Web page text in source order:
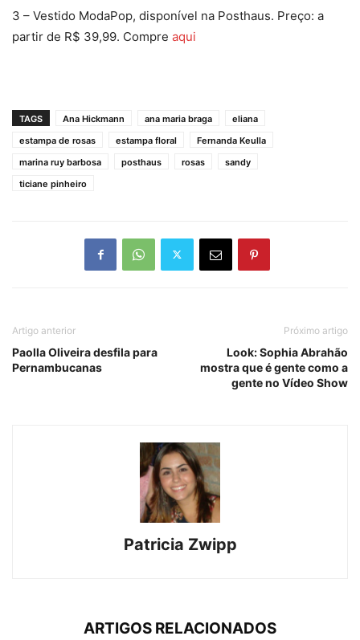
3 – Vestido ModaPop, disponível na Posthaus. Preço: a
partir de R$ 39,99. Compre aqui
TAGS Ana Hickmann ana maria braga
eliana
estampa de rosas
estampa floral
Fernanda Keulla
marina ruy barbosa
posthaus rosas
sandy
ticiane pinheiro
Artigo anterior
Paolla Oliveira desfila para
Pernambucanas
Próximo artigo
Look: Sophia Abrahão
mostra que é gente como a
gente no Vídeo Show
Patricia Zwipp
ARTIGOS RELACIONADOS